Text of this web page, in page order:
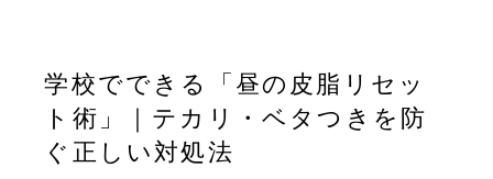
学校でできる「昼の皮脂リセッ
ト術」｜テカリ・ベタつきを防
ぐ正しい対処法